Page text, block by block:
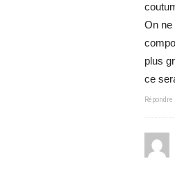
On ne
plus
ce
Répondre